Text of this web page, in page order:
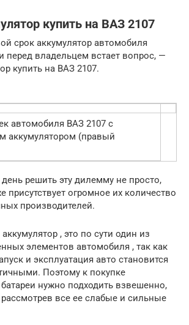
купить на ВАЗ 2107
срок аккумулятор автомобиля
перед владельцем встает вопрос, —
купить на ВАЗ 2107.
автомобиля ВАЗ 2107 с
аккумулятором (правый
решить эту дилемму не просто,
присутствует огромное их количество
производителей.
, это по сути один из
элементов автомобиля , так как
и эксплуатация авто становится
Поэтому к покупке
нужно подходить взвешенно,
все ее слабые и сильные